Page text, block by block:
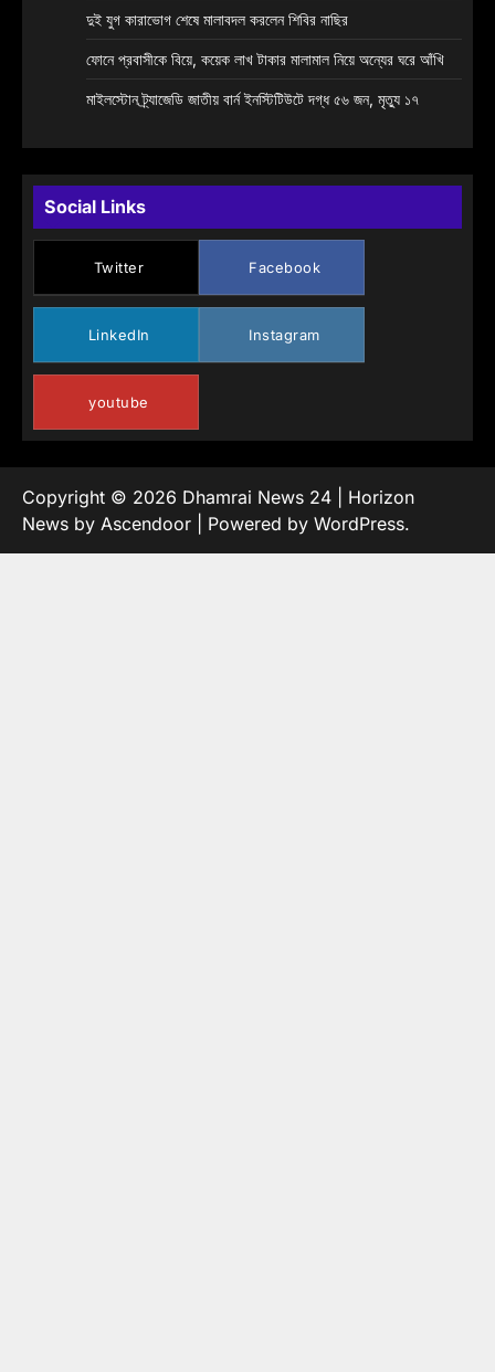
দুই যুগ কারাভোগ শেষে মালাবদল করলেন শিবির নাছির
ফোনে প্রবাসীকে বিয়ে, কয়েক লাখ টাকার মালামাল নিয়ে অন্যের ঘরে আঁখি
মাইলস্টোন ট্র্যাজেডি জাতীয় বার্ন ইনস্টিটিউটে দগ্ধ ৫৬ জন, মৃত্যু ১৭
Social Links
Twitter Facebook
LinkedIn Instagram
youtube
Copyright © 2026 Dhamrai News 24 | Horizon
News by Ascendoor | Powered by WordPress.